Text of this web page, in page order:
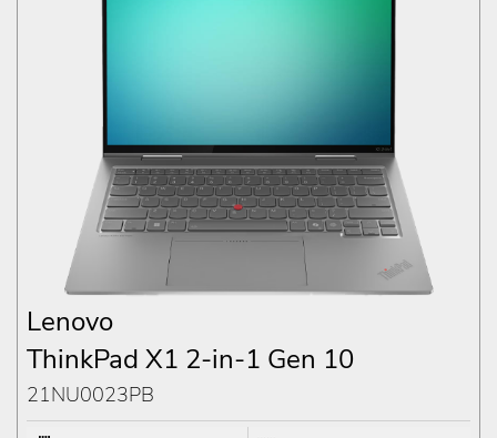
Lenovo
ThinkPad X1 2-in-1 Gen 10
21NU0023PB